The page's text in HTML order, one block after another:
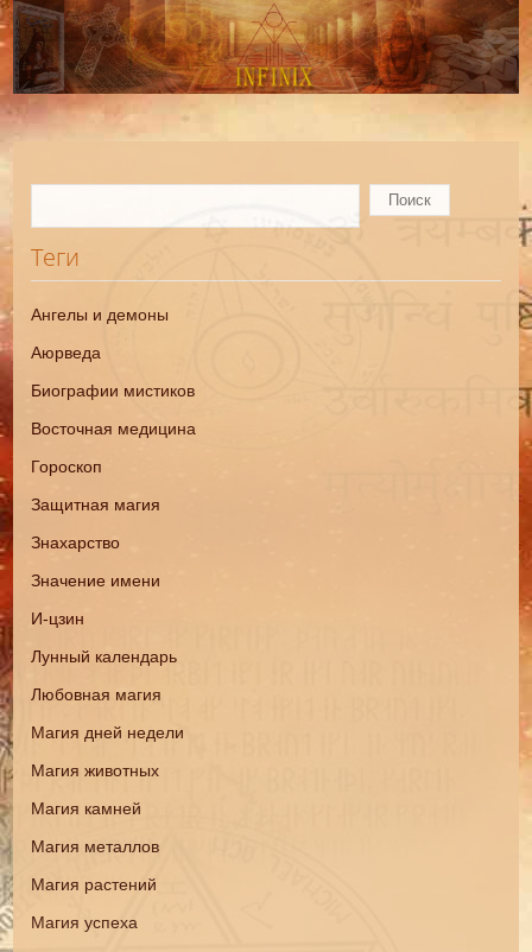
Теги
Ангелы и демоны
Аюрведа
Биографии мистиков
Восточная медицина
Гороскоп
Защитная магия
Знахарство
Значение имени
И-цзин
Лунный календарь
Любовная магия
Магия дней недели
Магия животных
Магия камней
Магия металлов
Магия растений
Магия успеха